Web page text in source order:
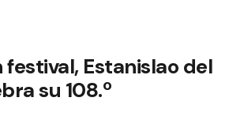
festival, Estanislao del
su 108.º